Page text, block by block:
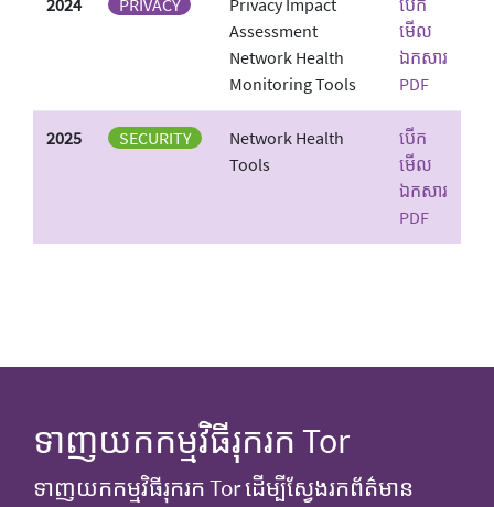
Assessment
Network Health
Monitoring Tools
មើល
ឯកសារ
PDF
2025 SECURITY
Network Health
Tools
បើក
មើល
ឯកសារ
PDF
ទាញយកកម្មវិធីរុករក Tor
ទាញយកកម្មវិធីរុករក Tor ដើម្បីស្វែងរកព័ត៌មាន